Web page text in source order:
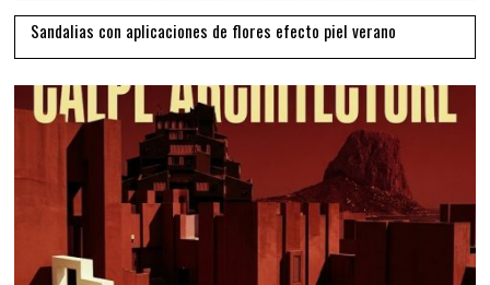
Sandalias con aplicaciones de flores efecto piel verano